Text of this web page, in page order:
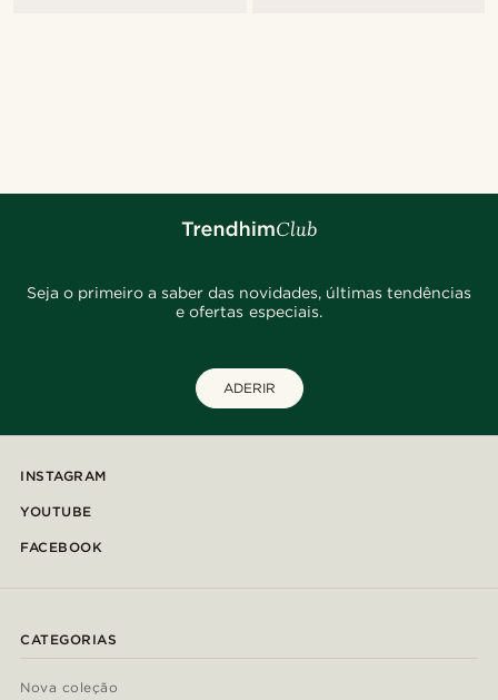
Seja o primeiro a saber das novidades, últimas tendências
e ofertas especiais.
ADERIR
INSTAGRAM
YOUTUBE
FACEBOOK
CATEGORIAS
Nova coleção